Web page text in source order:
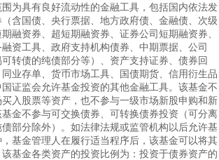
为具有良好流动性的金融工具，包括国内依法发
含国债、央行票据、地方政府债、金融债、次级
融资券、超短期融资券、证券公司短期融资券、
资工具、政府支持机构债券、中期票据、公司
转债的纯债部分等）、资产支持证券、债券回
业存单、货币市场工具、国债期货、信用衍生品
证监会允许基金投资的其他金融工具。该基金不
入股票等资产，也不参与一级市场新股申购和新
金不参与可交换债券、可转换债券投资（可分离
部分除外）。如法律法规或监管机构以后允许基
基金管理人在履行适当程序后，该基金可以将其
基金各类资产的投资比例为：投资于债券资产的